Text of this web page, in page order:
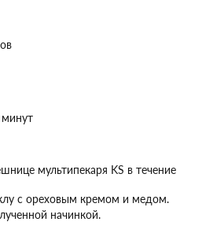
мультипекаря KS в течение
с ореховым кремом и медом.
начинкой.